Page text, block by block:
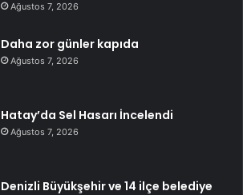
Ağustos 7, 2026
Daha zor günler kapıda
Ağustos 7, 2026
Hatay’da Sel Hasarı İncelendi
Ağustos 7, 2026
Denizli Büyükşehir ve 14 ilçe belediye